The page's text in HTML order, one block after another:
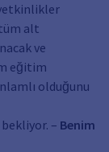
alt
ve
eğitim
olduğunu
– Benim